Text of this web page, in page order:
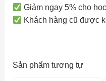
Giảm ngay 5% cho
Khách hàng cũ được
Sản phẩm tương tự